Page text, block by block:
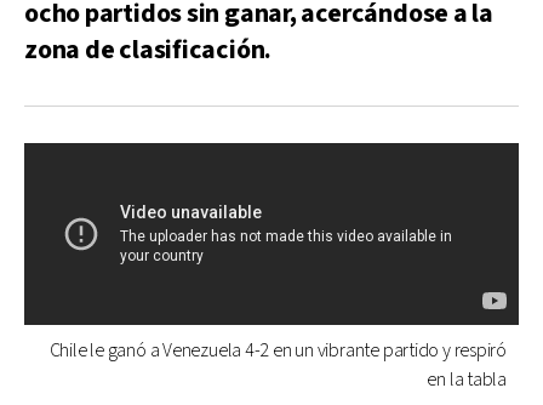
ocho partidos sin ganar, acercándose a la
zona de clasificación.
Chile le ganó a Venezuela 4-2 en un vibrante partido y respiró
en la tabla